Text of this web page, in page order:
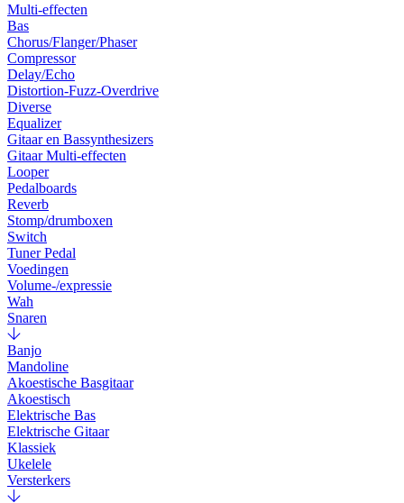
Multi-effecten
Bas
Chorus/Flanger/Phaser
Compressor
Delay/Echo
Distortion-Fuzz-Overdrive
Diverse
Equalizer
Gitaar en Bassynthesizers
Gitaar Multi-effecten
Looper
Pedalboards
Reverb
Stomp/drumboxen
Switch
Tuner Pedal
Voedingen
Volume-/expressie
Wah
Snaren
Banjo
Mandoline
Akoestische Basgitaar
Akoestisch
Elektrische Bas
Elektrische Gitaar
Klassiek
Ukelele
Versterkers